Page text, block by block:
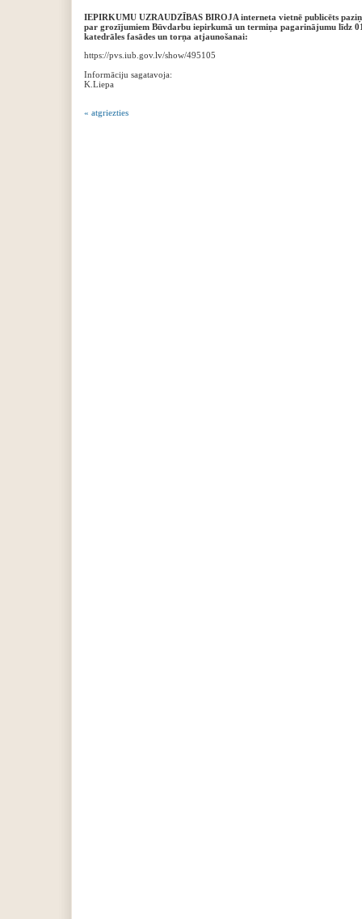
IEPIRKUMU UZRAUDZĪBAS BIROJA interneta vietnē publicēts
par grozījumiem Būvdarbu iepirkumā un termiņa pagarinājumu līdz
katedrāles fasādes un torņa atjaunošanai:
https://pvs.iub.gov.lv/show/495105
Informāciju sagatavoja:
‍K.Liepa
« atgriezties